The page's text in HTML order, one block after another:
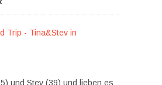
und Stev (39) und lieben es